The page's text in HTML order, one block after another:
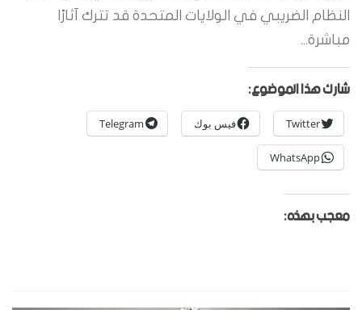
النظام الضريبي في الولايات المتحدة قد تترك آثارًا
مباشرة...
شارك هذا الموضوع:
Twitter فيس بوك Telegram
WhatsApp
معجب بهذه: